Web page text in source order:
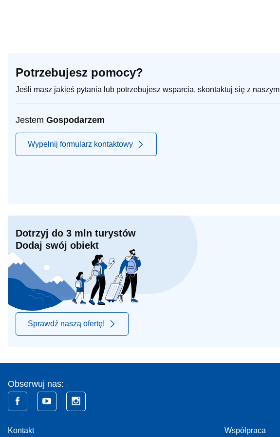
Potrzebujesz pomocy?
Jeśli masz jakieś pytania lub potrzebujesz wsparcia, skontaktuj się z naszym
Jestem Gospodarzem
Wypełnij formularz kontaktowy
Dotrzyj do 3 mln turystów
Dodaj swój obiekt
Sprawdź naszą ofertę!
Obserwuj nas:
Kontakt Współpraca